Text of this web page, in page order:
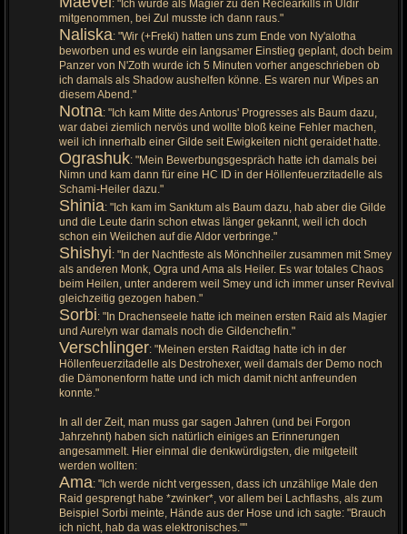
: "Ich wurde als Magier zu den Reclearkills in Uldir
mitgenommen, bei Zul musste ich dann raus."
Naliska: "Wir (+Freki) hatten uns zum Ende von Ny'alotha
beworben und es wurde ein langsamer Einstieg geplant, doch beim
Panzer von N'Zoth wurde ich 5 Minuten vorher angeschrieben ob
ich damals als Shadow aushelfen könne. Es waren nur Wipes an
diesem Abend."
Notna: "Ich kam Mitte des Antorus' Progresses als Baum dazu,
war dabei ziemlich nervös und wollte bloß keine Fehler machen,
weil ich innerhalb einer Gilde seit Ewigkeiten nicht geraidet hatte.
Ograshuk: "Mein Bewerbungsgespräch hatte ich damals bei
Nimn und kam dann für eine HC ID in der Höllenfeuerzitadelle als
Schami-Heiler dazu."
Shinia: "Ich kam im Sanktum als Baum dazu, hab aber die Gilde
und die Leute darin schon etwas länger gekannt, weil ich doch
schon ein Weilchen auf die Aldor verbringe."
Shishyi: "In der Nachtfeste als Mönchheiler zusammen mit Smey
als anderen Monk, Ogra und Ama als Heiler. Es war totales Chaos
beim Heilen, unter anderem weil Smey und ich immer unser Revival
gleichzeitig gezogen haben."
Sorbi: "In Drachenseele hatte ich meinen ersten Raid als Magier
und Aurelyn war damals noch die Gildenchefin."
Verschlinger: "Meinen ersten Raidtag hatte ich in der
Höllenfeuerzitadelle als Destrohexer, weil damals der Demo noch
die Dämonenform hatte und ich mich damit nicht anfreunden
konnte."
In all der Zeit, man muss gar sagen Jahren (und bei Forgon
Jahrzehnt) haben sich natürlich einiges an Erinnerungen
angesammelt. Hier einmal die denkwürdigsten, die mitgeteilt
werden wollten:
Ama: "Ich werde nicht vergessen, dass ich unzählige Male den
Raid gesprengt habe *zwinker*, vor allem bei Lachflashs, als zum
Beispiel Sorbi meinte, Hände aus der Hose und ich sagte: "Brauch
ich nicht, hab da was elektronisches.""